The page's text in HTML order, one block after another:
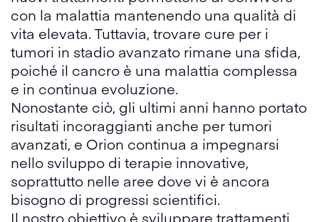
con la malattia mantenendo una qualità di
vita elevata. Tuttavia, trovare cure per i
tumori in stadio avanzato rimane una sfida,
poiché il cancro è una malattia complessa
e in continua evoluzione.
Nonostante ciò, gli ultimi anni hanno portato
risultati incoraggianti anche per tumori
avanzati, e Orion continua a impegnarsi
nello sviluppo di terapie innovative,
soprattutto nelle aree dove vi è ancora
bisogno di progressi scientifici.
Il nostro obiettivo è sviluppare trattamenti